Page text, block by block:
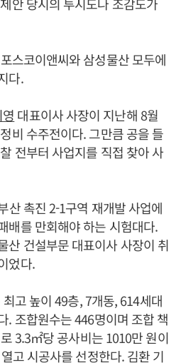
스코이앤씨와 삼성물산 모두에
다.
대표이사 사장이 지난해 8월
비 수주전이다. 그만큼 공을 들
전부터 사업지를 직접 찾아 사
산 촉진 2-1구역 재개발 사업에
배를 만회해야 하는 시험대다.
산 건설부문 대표이사 사장이 취
었다.
고 높이 49층, 7개동, 614세대
. 조합원수는 446명이며 조합 책
3.3㎡당 공사비는 1010만 원이
고 시공사를 선정한다. 김환 기